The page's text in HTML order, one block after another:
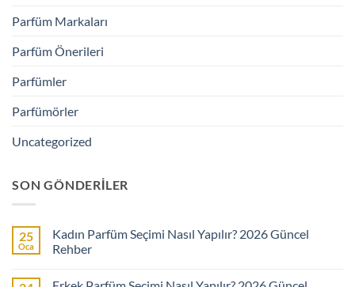
Parfüm Markaları
Parfüm Önerileri
Parfümler
Parfümörler
Uncategorized
SON GÖNDERILER
25
Oca
Kadın Parfüm Seçimi Nasıl Yapılır? 2026 Güncel
Rehber
Kadın